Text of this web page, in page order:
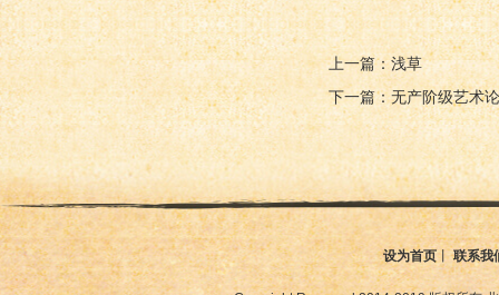
上一篇：浅草
下一篇：无产阶级艺术论
设为首页丨联系我